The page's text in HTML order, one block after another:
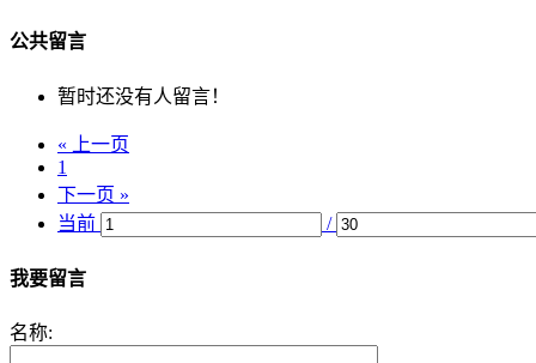
公共留言
暂时还没有人留言！
« 上一页
1
下一页 »
当前
/
我要留言
名称: